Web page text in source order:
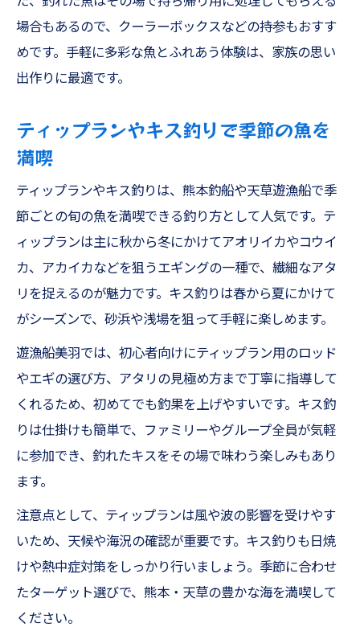
場合もあるので、クーラーボックスなどの持参もおすす
めです。手軽に多彩な魚とふれあう体験は、家族の思い
出作りに最適です。
ティップランやキス釣りで季節の魚を
満喫
ティップランやキス釣りは、熊本釣船や天草遊漁船で季
節ごとの旬の魚を満喫できる釣り方として人気です。テ
ィップランは主に秋から冬にかけてアオリイカやコウイ
カ、アカイカなどを狙うエギングの一種で、繊細なアタ
リを捉えるのが魅力です。キス釣りは春から夏にかけて
がシーズンで、砂浜や浅場を狙って手軽に楽しめます。
遊漁船美羽では、初心者向けにティップラン用のロッド
やエギの選び方、アタリの見極め方まで丁寧に指導して
くれるため、初めてでも釣果を上げやすいです。キス釣
りは仕掛けも簡単で、ファミリーやグループ全員が気軽
に参加でき、釣れたキスをその場で味わう楽しみもあり
ます。
注意点として、ティップランは風や波の影響を受けやす
いため、天候や海況の確認が重要です。キス釣りも日焼
けや熱中症対策をしっかり行いましょう。季節に合わせ
たターゲット選びで、熊本・天草の豊かな海を満喫して
ください。